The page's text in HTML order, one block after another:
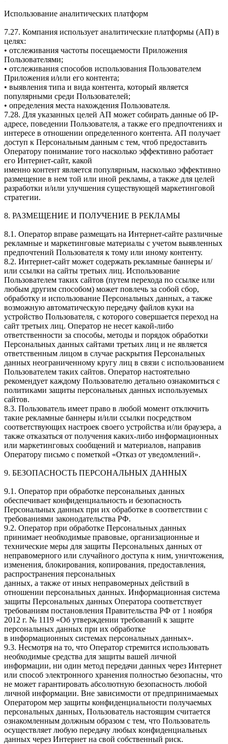
Использование аналитических платформ
7.27. Компания использует аналитические платформы (АП) в
целях:
• отслеживания частоты посещаемости Приложения
Пользователями;
• отслеживания способов использования Пользователем
Приложения и/или его контента;
• выявления типа и вида контента, который является
популярными среди Пользователей;
• определения места нахождения Пользователя.
7.28. Для указанных целей АП может собирать данные об IP-
адресе, поведении Пользователя, а также его предпочтениях и
интересе в отношении определенного контента. АП получает
доступ к Персональным данным с тем, чтоб предоставить
Оператору понимание того насколько эффективно работает
его Интернет-сайт, какой
именно контент является популярным, насколько эффективно
размещение в нем той или иной рекламы, а также для целей
разработки и/или улучшения существующей маркетинговой
стратегии.
8. РАЗМЕЩЕНИЕ И ПОЛУЧЕНИЕ B РЕКЛАМЫ
8.1. Оператор вправе размещать на Интернет-сайте различные
рекламные и маркетинговые материалы с учетом выявленных
предпочтений Пользователя к тому или иному контенту.
8.2. Интернет-сайт может содержать рекламные баннеры и/
или ссылки на сайты третьих лиц. Использование
Пользователем таких сайтов (путем перехода по ссылке или
любым другим способом) может повлечь за собой сбор,
обработку и использование Персональных данных, а также
возможную автоматическую передачу файлов куки на
устройство Пользователя, с которого совершается переход на
сайт третьих лиц. Оператор не несет какой-либо
ответственности за способы, методы и порядок обработки
Персональных данных сайтами третьих лиц и не является
ответственным лицом в случае раскрытия Персональных
данных неограниченному кругу лиц в связи с использованием
Пользователем таких сайтов. Оператор настоятельно
рекомендует каждому Пользователю детально ознакомиться с
политиками защиты персональных данных используемых
сайтов.
8.3. Пользователь имеет право в любой момент отключить
такие рекламные баннеры и/или ссылки посредством
соответствующих настроек своего устройства и/ли браузера, а
также отказаться от получения каких-либо информационных
или маркетинговых сообщений и материалов, направив
Оператору письмо с пометкой «Отказ от уведомлений».
9. БЕЗОПАСНОСТЬ ПЕРСОНАЛЬНЫХ ДАННЫХ
9.1. Оператор при обработке персональных данных
обеспечивает конфиденциальность и безопасность
Персональных данных при их обработке в соответствии с
требованиями законодательства РФ.
9.2. Оператор при обработке Персональных данных
принимает необходимые правовые, организационные и
технические меры для защиты Персональных данных от
неправомерного или случайного доступа к ним, уничтожения,
изменения, блокирования, копирования, предоставления,
распространения персональных
данных, а также от иных неправомерных действий в
отношении персональных данных. Информационная система
защиты Персональных данных Оператора соответствует
требованиям постановления Правительства РФ от 1 ноября
2012 г. № 1119 «Об утверждении требований к защите
персональных данных при их обработке
в информационных системах персональных данных».
9.3. Несмотря на то, что Оператор стремится использовать
необходимые средства для защиты вашей личной
информации, ни один метод передачи данных через Интернет
или способ электронного хранения полностью безопасны, что
не может гарантировать абсолютную безопасность любой
личной информации. Вне зависимости от предпринимаемых
Оператором мер защиты конфиденциальности получаемых
персональных данных, Пользователь настоящим считается
ознакомленным должным образом с тем, что Пользователь
осуществляет любую передачу любых конфиденциальных
данных через Интернет на свой собственный риск.